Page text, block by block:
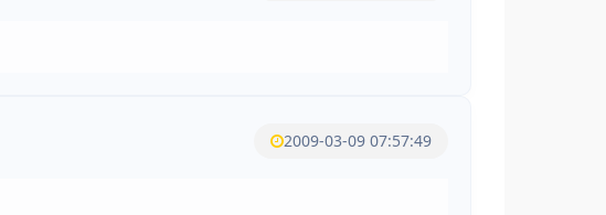
2009-03-09 07:57:49